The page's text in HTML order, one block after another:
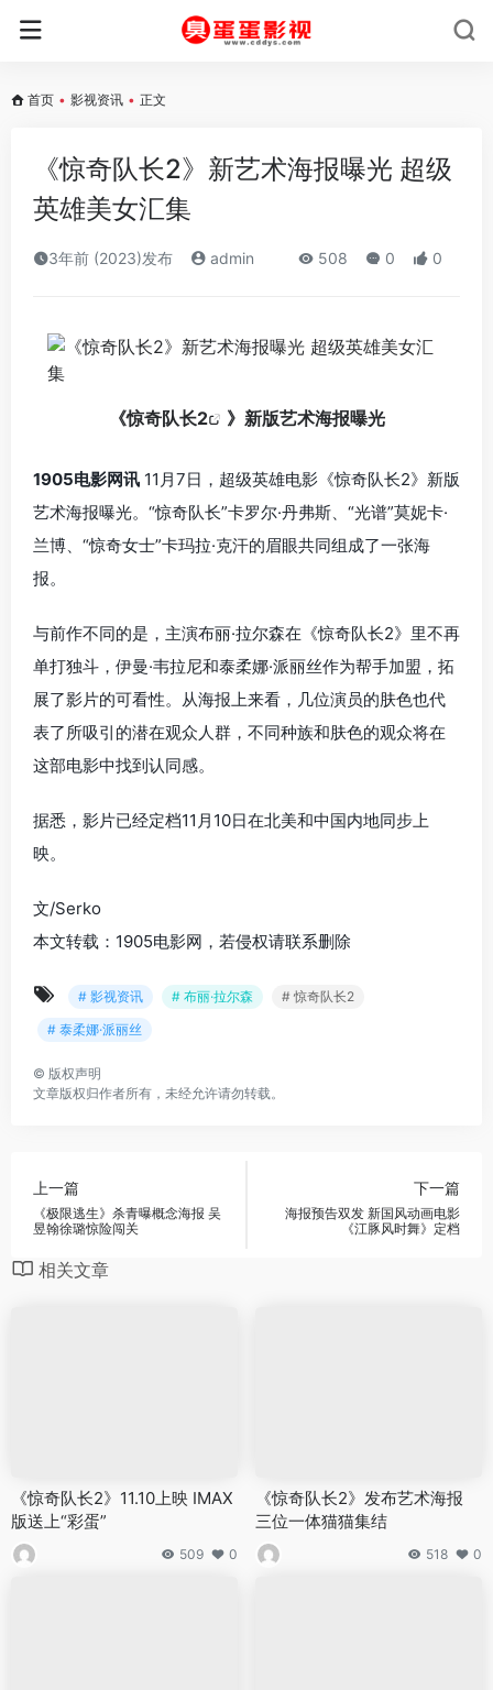
首页 • 影视资讯 • 正文
《惊奇队长2》新艺术海报曝光 超级
英雄美女汇集
3年前 (2023)发布 admin 508 0 0
《惊奇队长2 》新版艺术海报曝光
1905电影网讯 11月7日，超级英雄电影《惊奇队长2》新版
艺术海报曝光。“惊奇队长”卡罗尔·丹弗斯、“光谱”莫妮卡·
兰博、“惊奇女士”卡玛拉·克汗的眉眼共同组成了一张海
报。
与前作不同的是，主演布丽·拉尔森在《惊奇队长2》里不再
单打独斗，伊曼·韦拉尼和泰柔娜·派丽丝作为帮手加盟，拓
展了影片的可看性。从海报上来看， 几位演员的肤色也代
表了所吸引的潜在观众人群，不同种族和肤色的观众将在
这部电影中找到认同感。
据悉，影片已经定档11月10日在北美和中国内地同步上
映。
文/Serko
本文转载：1905电影网，若侵权请联系删除
# 影视资讯 # 布丽·拉尔森
# 惊奇队长2
# 泰柔娜·派丽丝
© 版权声明
文章版权归作者所有，未经允许请勿转载。
上一篇
《极限逃生》杀青曝概念海报 吴
昱翰徐璐惊险闯关
下一篇
海报预告双发 新国风动画电影
《江豚风时舞》定档
相关文章
《惊奇队长2》11.10上映 IMAX
版送上“彩蛋”
509 0
《惊奇队长2》发布艺术海报
三位一体猫猫集结
518 0